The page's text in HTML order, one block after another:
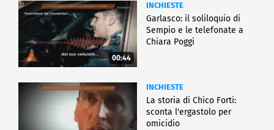
00:44
INCHIESTE
Garlasco: il soliloquio di
Sempio e le telefonate a
Chiara Poggi
INCHIESTE
La storia di Chico Forti:
sconta l'ergastolo per
omicidio